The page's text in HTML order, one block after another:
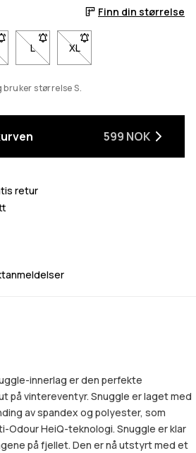
Finn din størrelse
M er ikke tilgjengelig. Klikk for å
L- Størrelse L er ikke tilgjengelig.
XL- Størrelse XL er ikke
bruker størrelse S.
599 NOK
retur
innerlag er den perfekte
på vintereventyr. Snuggle er laget med
av spandex og polyester, som
HeiQ-teknologi. Snuggle er klar
på fjellet. Den er nå utstyrt med et